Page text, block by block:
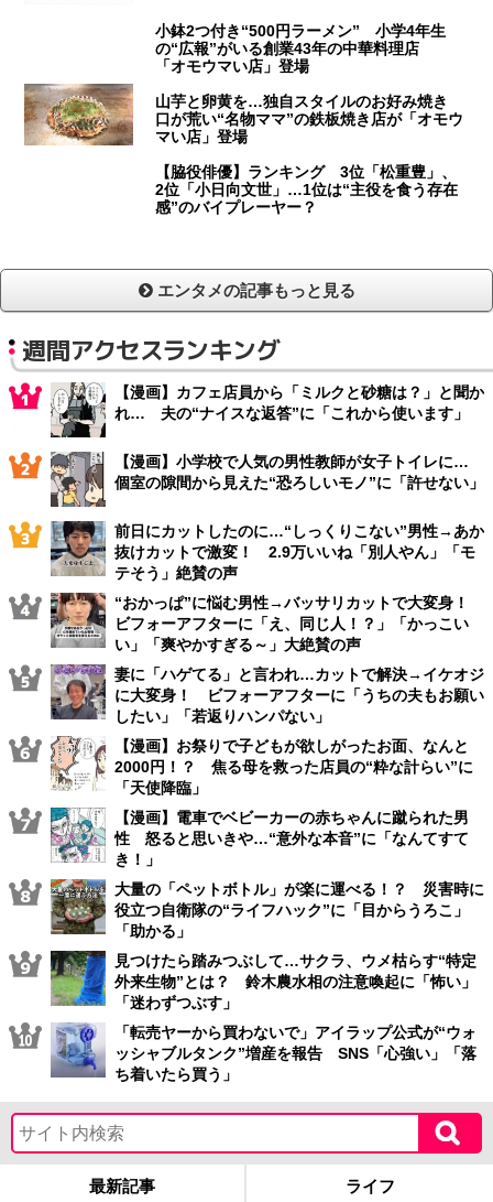
小鉢2つ付き“500円ラーメン” 小学4年生
の“広報”がいる創業43年の中華料理店
「オモウマい店」登場
山芋と卵黄を…独自スタイルのお好み焼き
口が荒い“名物ママ”の鉄板焼き店が「オモウ
マい店」登場
【脇役俳優】ランキング 3位「松重豊」、
2位「小日向文世」…1位は“主役を食う存在
感”のバイプレーヤー？
エンタメの記事もっと見る
週間アクセスランキング
【漫画】カフェ店員から「ミルクと砂糖は？」と聞か
れ… 夫の“ナイスな返答”に「これから使います」
【漫画】小学校で人気の男性教師が女子トイレに…
個室の隙間から見えた“恐ろしいモノ”に「許せない」
前日にカットしたのに…“しっくりこない”男性→あか
抜けカットで激変！ 2.9万いいね「別人やん」「モ
テそう」絶賛の声
“おかっぱ”に悩む男性→バッサリカットで大変身！
ビフォーアフターに「え、同じ人！？」「かっこい
い」「爽やかすぎる～」大絶賛の声
妻に「ハゲてる」と言われ…カットで解決→イケオジ
に大変身！ ビフォーアフターに「うちの夫もお願い
したい」「若返りハンパない」
【漫画】お祭りで子どもが欲しがったお面、なんと
2000円！？ 焦る母を救った店員の“粋な計らい”に
「天使降臨」
【漫画】電車でベビーカーの赤ちゃんに蹴られた男
性 怒ると思いきや…“意外な本音”に「なんてすて
き！」
大量の「ペットボトル」が楽に運べる！？ 災害時に
役立つ自衛隊の“ライフハック”に「目からうろこ」
「助かる」
見つけたら踏みつぶして…サクラ、ウメ枯らす“特定
外来生物”とは？ 鈴木農水相の注意喚起に「怖い」
「迷わずつぶす」
「転売ヤーから買わないで」アイラップ公式が“ウォ
ッシャブルタンク”増産を報告 SNS「心強い」「落
ち着いたら買う」
最新記事 ライフ